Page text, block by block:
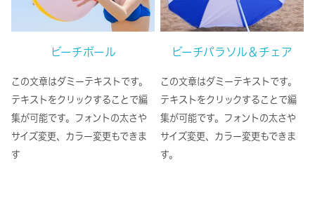
ビーチボール
この文章はダミーテキストです。
テキストをクリックすることで編
集が可能です。フォントの太さや
サイズ変更、カラー変更もできま
す
ビーチパラソル＆チェア
この文章はダミーテキストです。
テキストをクリックすることで編
集が可能です。フォントの太さや
サイズ変更、カラー変更もできま
す。